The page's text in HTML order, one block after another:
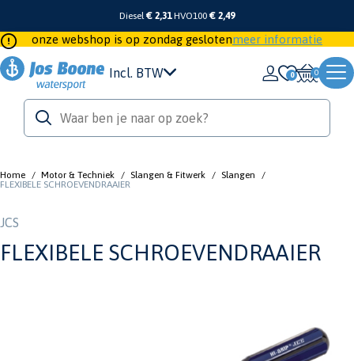
Diesel€ 2,31 HVO100 € 2,49
onze webshop is op zondag geslotenmeer informatie
Incl. BTW 0
Home / Motor & Techniek / Slangen & Fitwerk / Slangen
/
FLEXIBELE SCHROEVENDRAAIER
JCS
FLEXIBELE SCHROEVENDRAAIER